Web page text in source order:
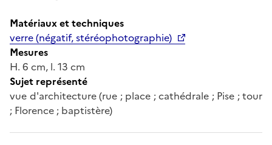
Matériaux et techniques
verre (négatif, stéréophotographie)
Mesures
H. 6 cm, l. 13 cm
Sujet représenté
vue d'architecture (rue ; place ; cathédrale ; Pise ; tour
; Florence ; baptistère)